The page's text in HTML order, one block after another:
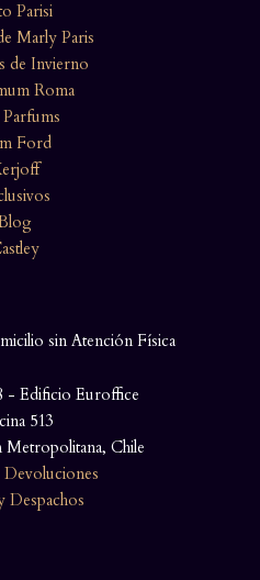
Parisi
Marly Paris
de Invierno
Roma
Ford
sin Atención Física
- Edificio Euroffice
513
Metropolitana, Chile
Devoluciones
Despachos